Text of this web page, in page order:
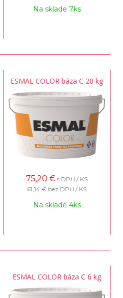
Na sklade 7ks
ESMAL COLOR báza C 20 kg
75,20 € s DPH / KS
61,14 € bez DPH / KS
Na sklade 4ks
ESMAL COLOR báza C 6 kg